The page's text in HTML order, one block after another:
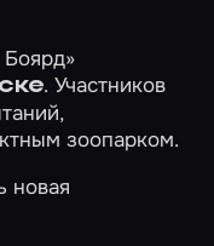
. Участников
зоопарком.
новая